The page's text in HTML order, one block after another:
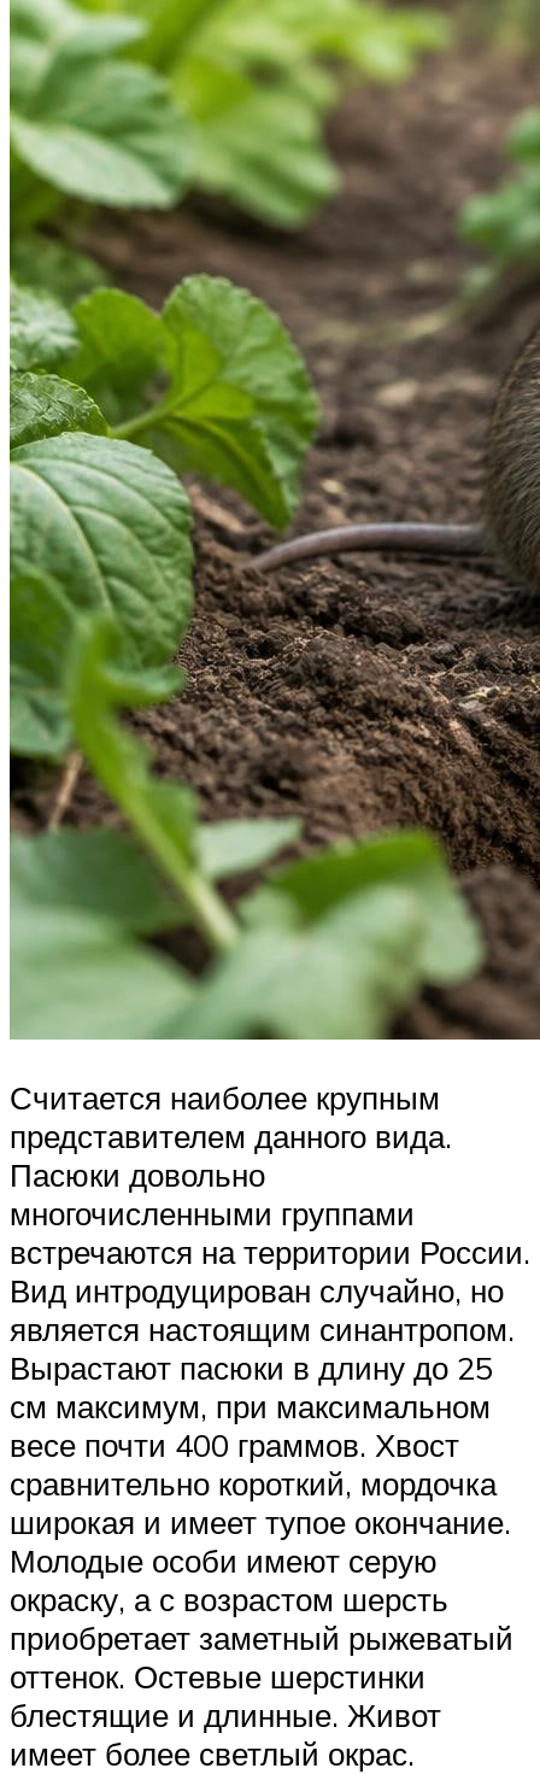
Считается наиболее крупным
представителем данного вида.
Пасюки довольно
многочисленными группами
встречаются на территории России.
Вид интродуцирован случайно, но
является настоящим синантропом.
Вырастают пасюки в длину до 25
см максимум, при максимальном
весе почти 400 граммов. Хвост
сравнительно короткий, мордочка
широкая и имеет тупое окончание.
Молодые особи имеют серую
окраску, а с возрастом шерсть
приобретает заметный рыжеватый
оттенок. Остевые шерстинки
блестящие и длинные. Живот
имеет более светлый окрас.